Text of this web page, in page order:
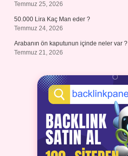
Temmuz 25, 2026
50.000 Lira Kaç Man eder ?
Temmuz 24, 2026
Arabanın ön kaputunun içinde neler var ?
Temmuz 21, 2026